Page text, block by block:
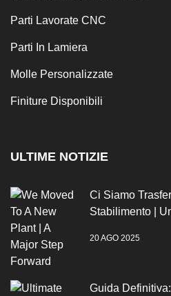
Parti Lavorate CNC
Parti In Lamiera
Molle Personalizzate
Finiture Disponibili
ULTIME NOTIZIE
Ci Siamo
Stabilimento |
20 AGO 2025
Guida